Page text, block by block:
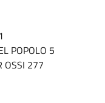
POPOLO 5
OSSI 277